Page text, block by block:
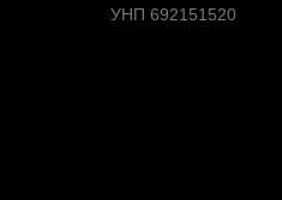
УНП 692151520